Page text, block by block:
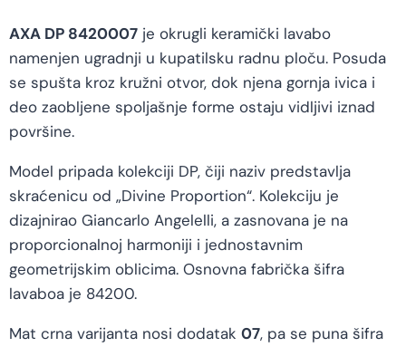
AXA DP 8420007 je okrugli keramički lavabo
namenjen ugradnji u kupatilsku radnu ploču. Posuda
se spušta kroz kružni otvor, dok njena gornja ivica i
deo zaobljene spoljašnje forme ostaju vidljivi iznad
površine.
Model pripada kolekciji DP, čiji naziv predstavlja
skraćenicu od „Divine Proportion“. Kolekciju je
dizajnirao Giancarlo Angelelli, a zasnovana je na
proporcionalnoj harmoniji i jednostavnim
geometrijskim oblicima. Osnovna fabrička šifra
lavaboa je 84200.
Mat crna varijanta nosi dodatak 07, pa se puna šifra